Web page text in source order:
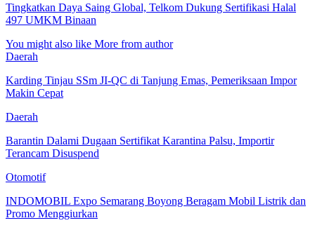
Tingkatkan Daya Saing Global, Telkom Dukung Sertifikasi Halal
497 UMKM Binaan
You might also like More from author
Daerah
Karding Tinjau SSm JI-QC di Tanjung Emas, Pemeriksaan Impor
Makin Cepat
Daerah
Barantin Dalami Dugaan Sertifikat Karantina Palsu, Importir
Terancam Disuspend
Otomotif
INDOMOBIL Expo Semarang Boyong Beragam Mobil Listrik dan
Promo Menggiurkan